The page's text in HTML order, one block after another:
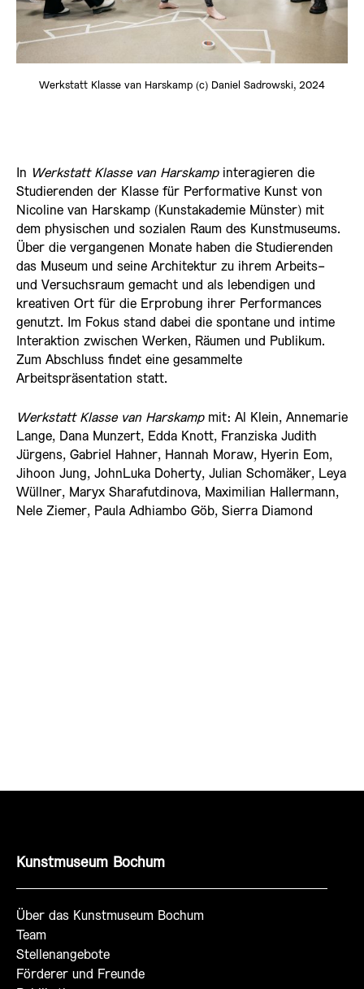
Werkstatt Klasse van Harskamp (c) Daniel Sadrowski, 2024
In Werkstatt Klasse van Harskampinteragieren die
Studierenden der Klasse für Performative Kunst von
Nicoline van Harskamp (Kunstakademie Münster) mit
dem physischen und sozialen Raum des Kunstmuseums.
Über die vergangenen Monate haben die Studierenden
das Museum und seine Architektur zu ihrem Arbeits-
und Versuchsraum gemacht und als lebendigen und
kreativen Ort für die Erprobung ihrer Performances
genutzt. Im Fokus stand dabei die spontane und intime
Interaktion zwischen Werken, Räumen und Publikum.
Zum Abschluss findet eine gesammelte
Arbeitspräsentation statt.
Werkstatt Klasse van Harskamp mit: Al Klein, Annemarie
Lange, Dana Munzert, Edda Knott, Franziska Judith
Jürgens, Gabriel Hahner, Hannah Moraw, Hyerin Eom,
Jihoon Jung, JohnLuka Doherty, Julian Schomäker, Leya
Wüllner, Maryx Sharafutdinova, Maximilian Hallermann,
Nele Ziemer, Paula Adhiambo Göb, Sierra Diamond
Kunstmuseum Bochum
Über das Kunstmuseum Bochum
Team
Stellenangebote
Förderer und Freunde